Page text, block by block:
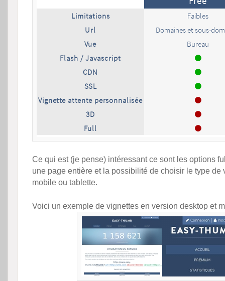
Ce qui est (je pense) intéressant ce sont les options
une page entière et la possibilité de choisir le type de
mobile ou tablette.
Voici un exemple de vignettes en version desktop et